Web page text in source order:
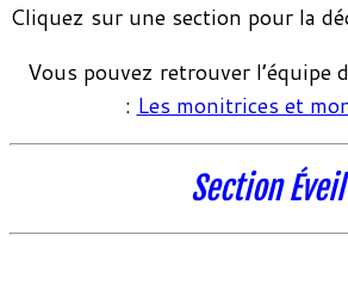
Cliquez sur une section pour la
Vous pouvez retrouver l’équipe
: Les monitrices et
Section Éveil